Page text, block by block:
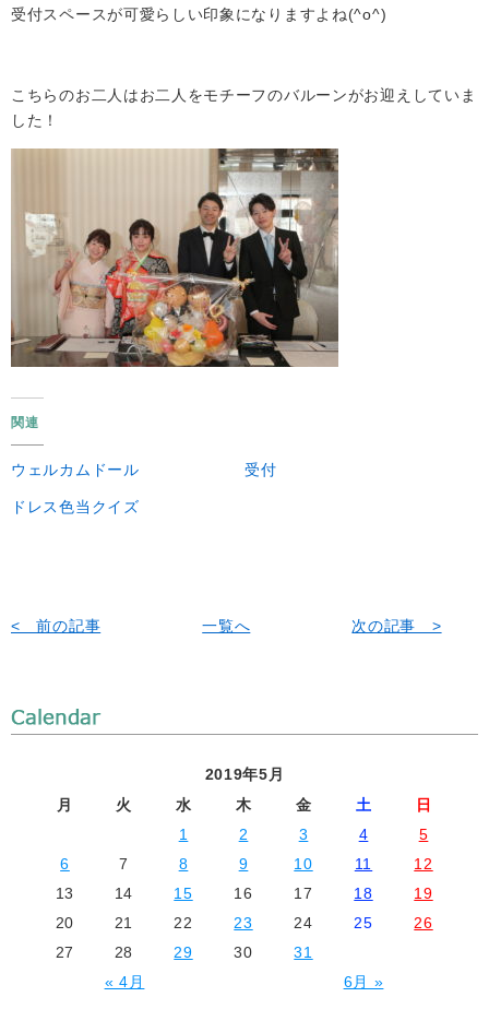
受付スペースが可愛らしい印象になりますよね(^o^)
こちらのお二人はお二人をモチーフのバルーンがお迎えしていま
した！
関連
ウェルカムドール 受付
ドレス色当クイズ
< 前の記事 一覧へ 次の記事 >
2019年5月
月
火 水 木 金 土 日
« 4月 6月 »
1 2 3 4
5
6
7 8 9 10 11
12
13
14 15 16 17 18
19
20
21 22 23 24 25
26
27
28 29 30 31